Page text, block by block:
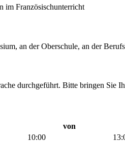
im Französischunterricht
an der Oberschule, an der
durchgeführt. Bitte bringen Sie
von
10:00